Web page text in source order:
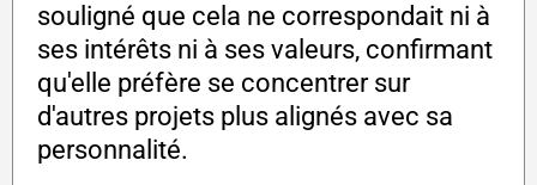
souligné que cela ne correspondait ni à
ses intérêts ni à ses valeurs, confirmant
qu'elle préfère se concentrer sur
d'autres projets plus alignés avec sa
personnalité.